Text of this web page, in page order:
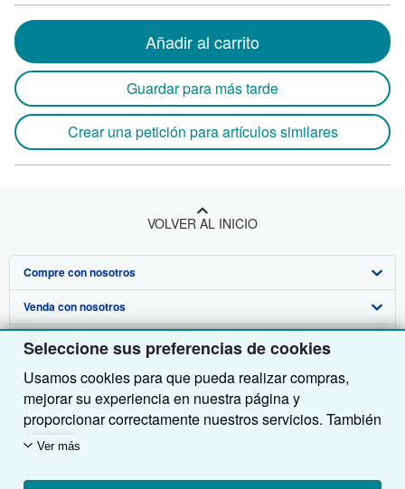
Seleccione sus preferencias de cookies
Usamos cookies para que pueda realizar compras,
mejorar su experiencia en nuestra página y
proporcionar correctamente nuestros servicios. También
utilizamos cookies para comprender el modo en que los
midiendo las visitas al sitio) y así poder realizar
Ver más
Añadir al carrito
Guardar para más tarde
Crear una petición para artículos similares
VOLVER AL INICIO
Compre con nosotros
Búsqueda avanzada
Colecciones
Mi cuenta
Mis pedidos
Ver carrito
Venda con nosotros
Comenzar a vender
Únase a nuestro programa de afiliados
Recomiende un vendedor
Sobre nosotros
Sobre IberLibro
Medios
Empleo
Política de Privacidad
Obtener Ayuda
Preguntas frecuentes y guías
Atención al Cliente
Otras compañías de AbeBooks
AbeBooks.com
AbeBooks.co.uk
Siga a IberLibro